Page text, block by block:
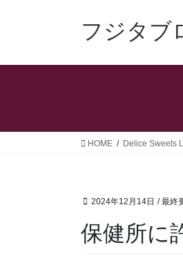
フジタブ
HOME Delice Sweets
2024年12月14日 / 最終
保健所に